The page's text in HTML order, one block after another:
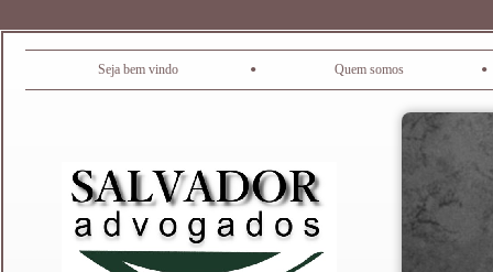
Seja bem vindo • Quem somos •